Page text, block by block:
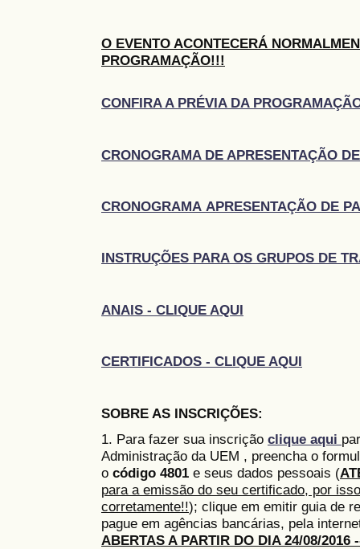
O EVENTO ACONTECERÁ
PROGRAMAÇÃO!!!
CONFIRA A PRÉVIA DA
CRONOGRAMA DE APRESENTAÇÃO
CRONOGRAMA APRESENTAÇÃO DE
INSTRUÇÕES PARA OS GRUPOS DE
ANAIS - CLIQUE AQUI
CERTIFICADOS - CLIQUE AQUI
SOBRE AS INSCRIÇÕES:
1. Para fazer sua inscrição clique aqui
Administração da UEM , preencha o
o código 4801 e seus dados pessoais (
para a emissão do seu certificado, por
corretamente!!); clique em emitir guia de
pague em agências bancárias, pela
ABERTAS A PARTIR DO DIA 24/08/2016